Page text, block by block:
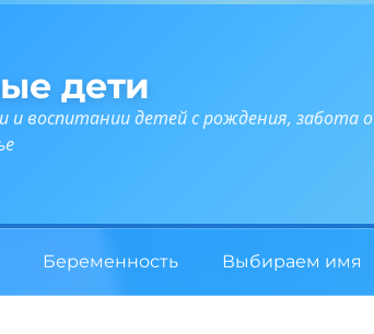
дети
и воспитании детей с рождения, забота о
Беременность Выбираем имя